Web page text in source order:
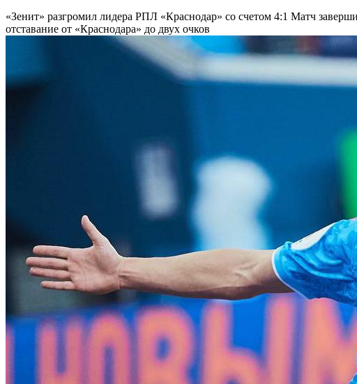
«Зенит» разгромил лидера РПЛ «Краснодар» со счетом 4:1 Матч
отставание от «Краснодара» до двух очков